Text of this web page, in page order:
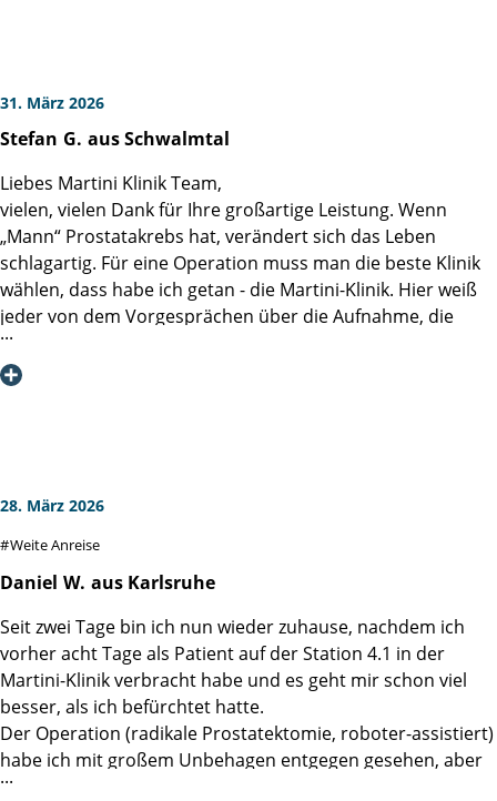
Ich habe selten einen "Betrieb" erlebt, der so strukturiert
und organisiert war.
Trotz des weltweiten Renommees herrschte kein Mangel
an Menschlichkeit, Einfühlungsvermögen und
Freundlichkeit. Arroganz - Fehlanzeige!
Also Note 1*!
Ich schließe mich der Meinung meiner Mitpatienten in
Gänze an: "Wenn man den Mist schon haben muss, dann
die Behandlung auf jeden Fall hier!" (in der Martini-Klinik)
Vielen Dank!
31. März 2026
Stefan G. aus Schwalmtal
Liebes Martini Klinik Team,
vielen, vielen Dank für Ihre großartige Leistung. Wenn
„Mann“ Prostatakrebs hat, verändert sich das Leben
schlagartig. Für eine Operation muss man die beste Klinik
wählen, dass habe ich getan - die Martini-Klinik. Hier weiß
jeder von dem Vorgesprächen über die Aufnahme, die
Operation bis zur Betreuung nach der OP was zu tun ist.
Neben der Professionalität steht aber auch die
28. März 2026
Weite Anreise
Daniel W. aus Karlsruhe
Seit zwei Tage bin ich nun wieder zuhause, nachdem ich
vorher acht Tage als Patient auf der Station 4.1 in der
Martini-Klinik verbracht habe und es geht mir schon viel
besser, als ich befürchtet hatte.
Der Operation (radikale Prostatektomie, roboter-assistiert)
habe ich mit großem Unbehagen entgegen gesehen, aber
ich habe es bisher nicht bereut. Von Anfang an lief alles,